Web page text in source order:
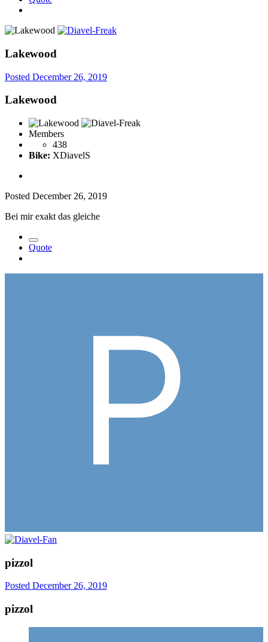
Lakewood
Posted December 26, 2019
Lakewood
Members
438
Bike: XDiavelS
Posted December 26, 2019
Bei mir exakt das gleiche
Quote
pizzol
Posted December 26, 2019
pizzol